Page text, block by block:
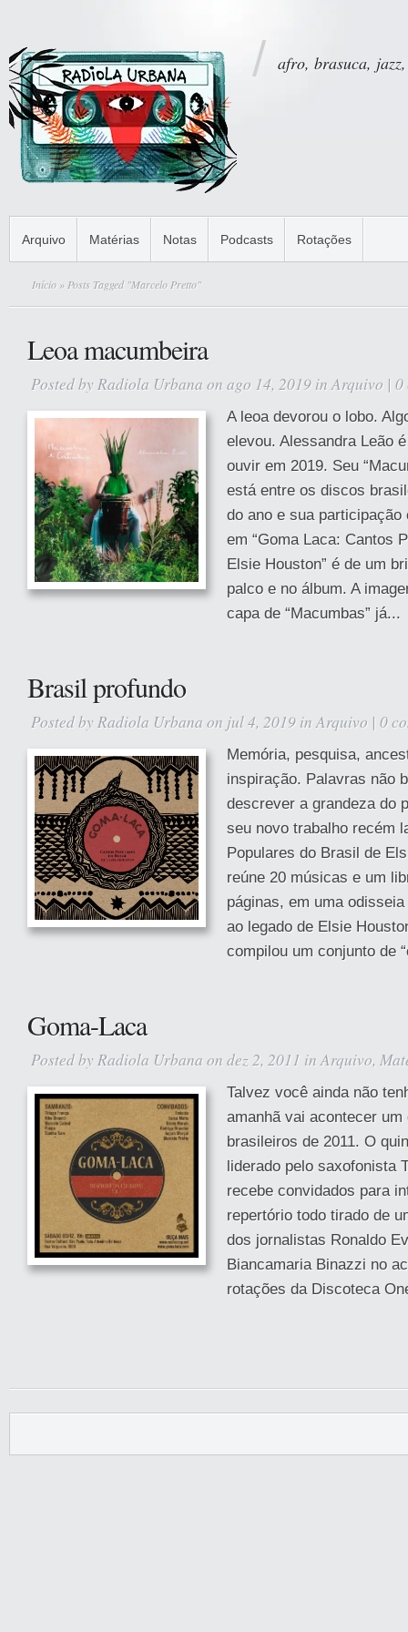
afro, brasuca,
Arquivo Matérias Notas Podcasts Rotações
Início » Posts Tagged "Marcelo Pretto"
Leoa macumbeira
Posted by Radiola Urbana on ago 14, 2019 inArquivo | 0
A leoa devorou o lobo.
elevou. Alessandra Leão
ouvir em 2019. Seu
está entre os discos
do ano e sua participação
em “Goma Laca: Cantos
Elsie Houston” é de um
palco e no álbum. A
capa de “Macumbas” já...
Brasil profundo
Posted by Radiola Urbana on jul 4, 2019 inArquivo | 0
Memória, pesquisa,
inspiração. Palavras não
descrever a grandeza do
seu novo trabalho recém
Populares do Brasil de
reúne 20 músicas e um
páginas, em uma
ao legado de Elsie
compilou um conjunto de
Goma-Laca
Posted by Radiola Urbana on dez 2, 2011 inArquivo,
Talvez você ainda não
amanhã vai acontecer
brasileiros de 2011. O
liderado pelo saxofonista
recebe convidados para
repertório todo tirado de
dos jornalistas Ronaldo
Biancamaria Binazzi no
rotações da Discoteca